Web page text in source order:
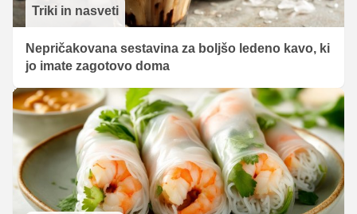
Triki in nasveti
Nepričakovana sestavina za boljšo ledeno kavo, ki
jo imate zagotovo doma